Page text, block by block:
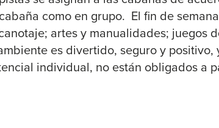
como en grupo. El fin de
artes y manualidades; juegos
es divertido, seguro y positivo,
individual, no están obligados a